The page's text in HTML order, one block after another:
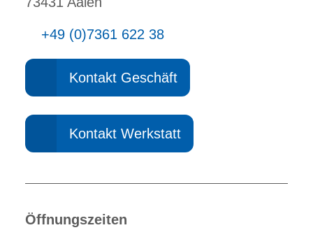
+49 (0)7361 622 38
Kontakt Geschäft
Kontakt Werkstatt
Öffnungszeiten